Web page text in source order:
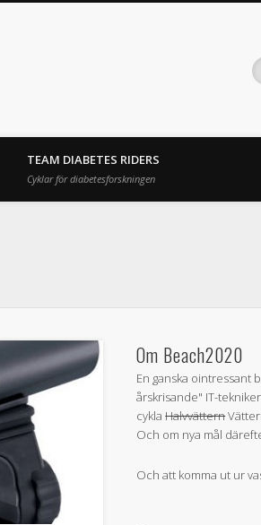
TEAM DIABETES RIDERS
Cyklar för diabetesforskningen
Om Beach2020
En ganska ointressant
årskrisande" IT-
cyklaHalvvättern
Och om nya mål
Och att komma ut ur